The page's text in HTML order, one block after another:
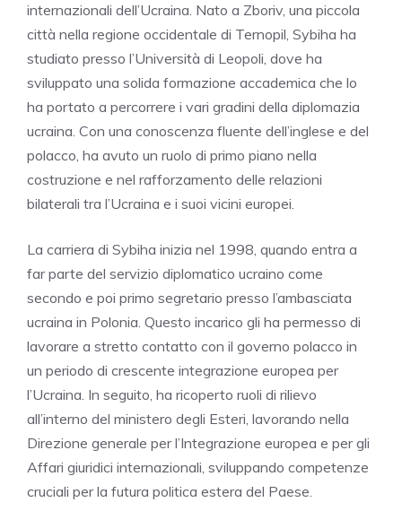
internazionali dell’Ucraina. Nato a Zboriv, una piccola
città nella regione occidentale di Ternopil, Sybiha ha
studiato presso l’Università di Leopoli, dove ha
sviluppato una solida formazione accademica che lo
ha portato a percorrere i vari gradini della diplomazia
ucraina. Con una conoscenza fluente dell’inglese e del
polacco, ha avuto un ruolo di primo piano nella
costruzione e nel rafforzamento delle relazioni
bilaterali tra l’Ucraina e i suoi vicini europei.
La carriera di Sybiha inizia nel 1998, quando entra a
far parte del servizio diplomatico ucraino come
secondo e poi primo segretario presso l’ambasciata
ucraina in Polonia. Questo incarico gli ha permesso di
lavorare a stretto contatto con il governo polacco in
un periodo di crescente integrazione europea per
l’Ucraina. In seguito, ha ricoperto ruoli di rilievo
all’interno del ministero degli Esteri, lavorando nella
Direzione generale per l’Integrazione europea e per gli
Affari giuridici internazionali, sviluppando competenze
cruciali per la futura politica estera del Paese.